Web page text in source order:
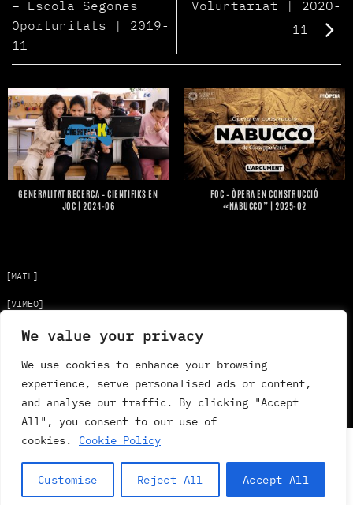
We value your privacy
We use cookies to enhance your browsing
experience, serve personalised ads or content,
and analyse our traffic. By clicking "Accept
All", you consent to our use of
cookies.
Cookie Policy
Customise Reject All Accept All
– Escola Segones
Oportunitats | 2019-
11
Voluntariat | 2020-
11
GENERALITAT RECERCA – CIENTIFIKS EN
JOC | 2024-06
FOC – ÒPERA EN CONSTRUCCIÓ
«NABUCCO” | 2025-02
[MAIL]
[VIMEO]
[INSTAGRAM]
[FACEBOOK]
Política de PrivacitatiCookies
Avís Legal